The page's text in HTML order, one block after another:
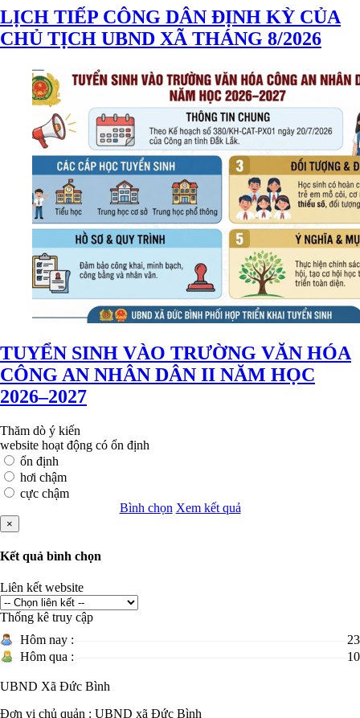
LỊCH TIẾP CÔNG DÂN ĐỊNH KỲ CỦA
CHỦ TỊCH UBND XÃ THÁNG 8/2026
TUYỂN SINH VÀO TRƯỜNG VĂN HÓA
CÔNG AN NHÂN DÂN II NĂM HỌC
2026–2027
Thăm dò ý kiến
website hoạt động có ổn định
ổn định
hơi chậm
cực chậm
Bình chọn Xem kết quả
×
Kết quả bình chọn
Liên kết website
Thống kê truy cập
Hôm nay :
23
Hôm qua :
10
UBND Xã Đức Bình
Đơn vị chủ quản : UBND xã Đức Bình